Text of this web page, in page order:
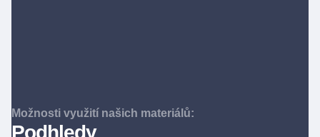
Možnosti využití našich materiálů:
Podhledy